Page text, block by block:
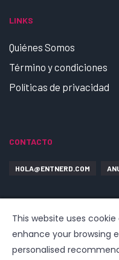
LINKS
Quiénes Somos
Término y condiciones
Políticas de privacidad
CONTACTO
HOLA@ENTNERD.COM
This website uses
enhance your browsing
personalised